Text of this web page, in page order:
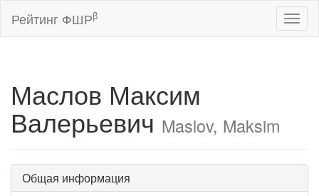
Рейтинг ФШРβ
Маслов Максим
Валерьевич Maslov, Maksim
Общая информация